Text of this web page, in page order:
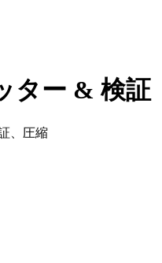
ター & 検証
、圧縮